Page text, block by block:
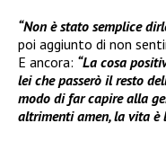
“Non è stato semplice
poi aggiunto di non
E ancora: “La cosa
lei che passerò il resto
modo di far capire alla
altrimenti amen, la vita è